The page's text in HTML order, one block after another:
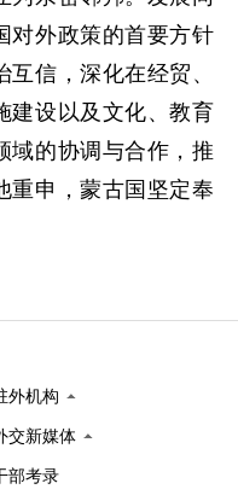
对外政策的首要方针
信，深化在经贸、
建设以及文化、教育
域的协调与合作，推
重申，蒙古国坚定奉
外机构
交新媒体
部考录